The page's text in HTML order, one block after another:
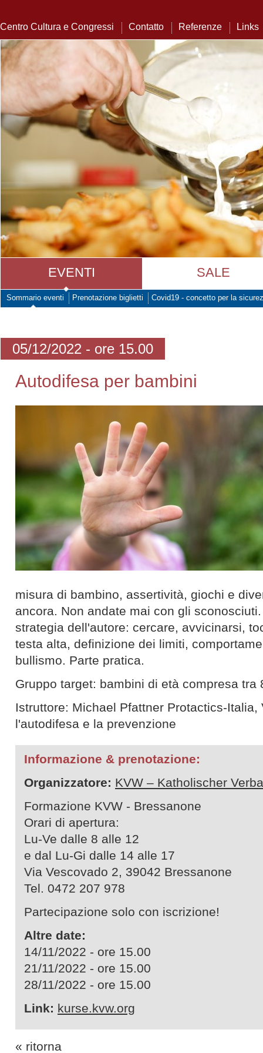
Centro Cultura e Congressi Contatto Referenze Links
EVENTI SALE
Sommario eventi Prenotazione biglietti Covid19 - concetto per la
05/12/2022 - ore 15.00
Autodifesa per bambini
misura di bambino, assertività, giochi e
ancora. Non andate mai con gli
strategia dell'autore: cercare, avvicinarsi,
testa alta, definizione dei limiti,
bullismo. Parte pratica.
Gruppo target: bambini di età compresa tra
Istruttore: Michael Pfattner Protactics-Italia,
l'autodifesa e la prevenzione
Informazione & prenotazione:
Organizzatore: KVW – Katholischer
Formazione KVW - Bressanone
Orari di apertura:
Lu-Ve dalle 8 alle 12
e dal Lu-Gi dalle 14 alle 17
Via Vescovado 2, 39042 Bressanone
Tel. 0472 207 978
Partecipazione solo con iscrizione!
Altre date:
14/11/2022 - ore 15.00
21/11/2022 - ore 15.00
28/11/2022 - ore 15.00
Link: kurse.kvw.org
« ritorna